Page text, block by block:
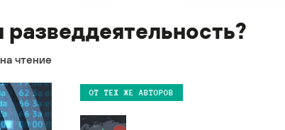
чтение
ОТ ТЕХ ЖЕ АВТОРОВ